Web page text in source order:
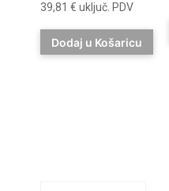
39,81 € uključ. PDV
Dodaj u Košaricu